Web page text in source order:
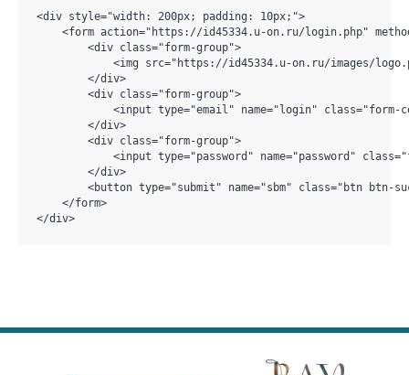
<div style="width: 200px; padding: 10px;">
<form action="https://id45334.u-on.ru/login.php"
        <div class="form-group">
<img src="https://id45334.u-on.ru/images/
        </div>
        <div class="form-group">
<input type="email" name="login"
        </div>
        <div class="form-group">
<input type="password" name="password"
        </div>
<button type="submit" name="sbm" class="btn btn-
    </form>
</div>